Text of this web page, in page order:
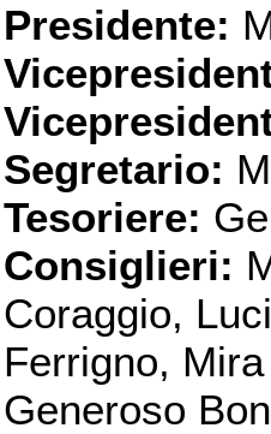
Presidente:
Segretario:
Tesoriere:
Consiglieri:
Coraggio,
Ferrigno,
Generoso